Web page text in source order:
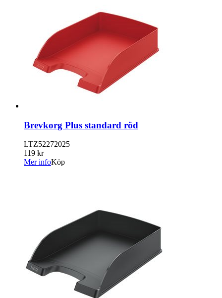
Brevkorg Plus standard röd
LTZ52272025
119 kr
Mer infoKöp